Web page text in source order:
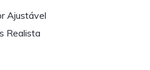
Ajustável
Realista